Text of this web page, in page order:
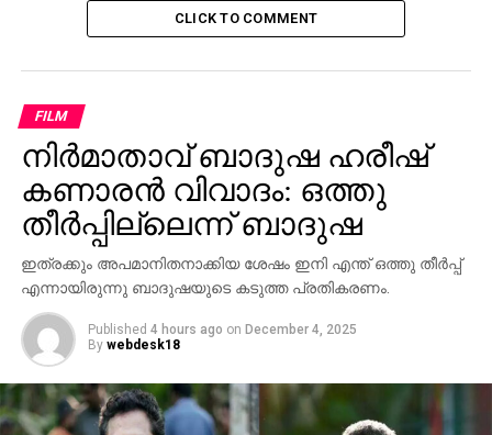
CLICK TO COMMENT
FILM
നിര്‍മാതാവ് ബാദുഷ ഹരീഷ്
കണാരന്‍ വിവാദം: ഒത്തു
തീര്‍പ്പില്ലെന്ന് ബാദുഷ
ഇത്രക്കും അപമാനിതനാക്കിയ ശേഷം ഇനി എന്ത് ഒത്തു തീര്‍പ്പ്
എന്നായിരുന്നു ബാദുഷയുടെ കടുത്ത പ്രതികരണം.
Published 4 hours ago on December 4, 2025
By webdesk18